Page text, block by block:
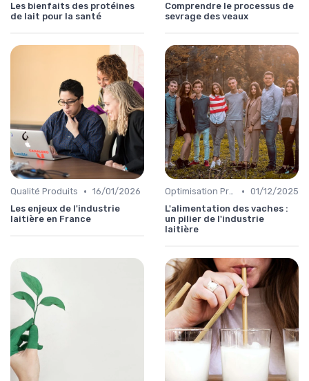
Les bienfaits des protéines
de lait pour la santé
Comprendre le processus de
sevrage des veaux
Qualité Produits • 16/01/2026
Les enjeux de l'industrie
laitière en France
Optimisation Production • 01/12/2025
L'alimentation des vaches :
un pilier de l'industrie
laitière